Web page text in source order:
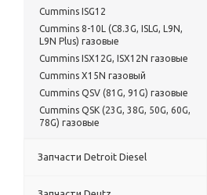
Cummins ISG12
Cummins 8-10L (C8.3G, ISLG, L9N,
L9N Plus) газовые
Cummins ISX12G, ISX12N газовые
Cummins X15N газовый
Cummins QSV (81G, 91G) газовые
Cummins QSK (23G, 38G, 50G, 60G,
78G) газовые
Запчасти Detroit Diesel